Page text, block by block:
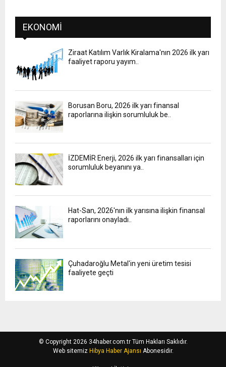
EKONOMI
Ziraat Katılım Varlık Kiralama'nın 2026 ilk yarı
faaliyet raporu yayım..
Borusan Boru, 2026 ilk yarı finansal
raporlarına ilişkin sorumluluk be..
İZDEMİR Enerji, 2026 ilk yarı finansalları için
sorumluluk beyanını ya..
Hat-San, 2026'nın ilk yarısına ilişkin finansal
raporlarını onayladı..
Çuhadaroğlu Metal'in yeni üretim tesisi
faaliyete geçti
© Copyright 2026 34haber.com.tr Tüm Hakları Saklıdır.
Web sitemiz Hibya Haber Ajansı Abonesidir.